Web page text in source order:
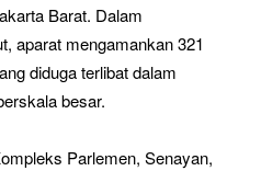
Barat. Dalam
aparat mengamankan 321
diduga terlibat dalam
besar.
Parlemen, Senayan,